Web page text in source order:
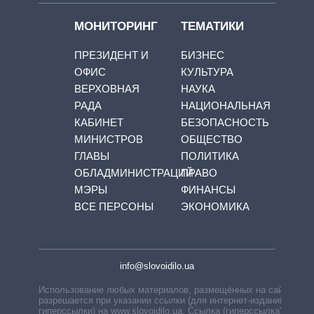
МОНИТОРИНГ
ПРЕЗИДЕНТ И
ОФИС
ВЕРХОВНАЯ
РАДА
КАБИНЕТ
МИНИСТРОВ
ГЛАВЫ
ОБЛАДМИНИСТРАЦИЙ
МЭРЫ
ВСЕ ПЕРСОНЫ
ТЕМАТИКИ
БИЗНЕС
КУЛЬТУРА
НАУКА
НАЦИОНАЛЬНАЯ
БЕЗОПАСНОСТЬ
ОБЩЕСТВО
ПОЛИТИКА
ПРАВО
ФИНАНСЫ
ЭКОНОМИКА
info@slovoidilo.ua
Использование любых материалов, размещённых на сайте,
разрешается при указании ссылки (для интернет-изданий —
гиперссылки) на www.slovoidilo.ua. Ссылка (гиперссылка)